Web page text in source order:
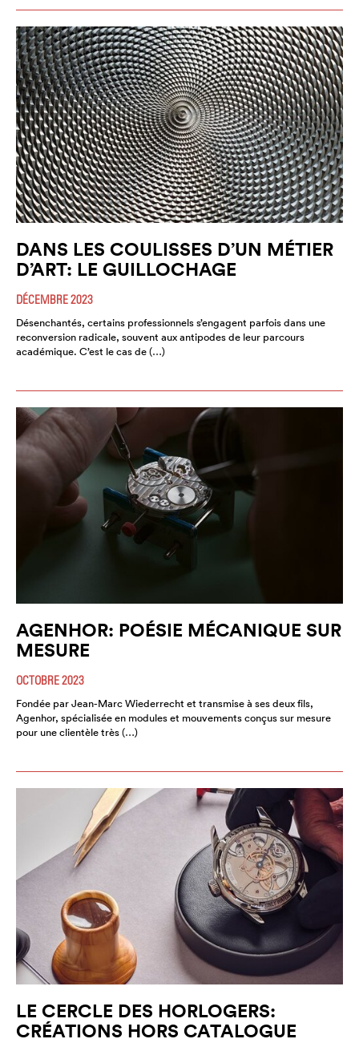
DANS LES COULISSES D’UN MÉTIER
D’ART: LE GUILLOCHAGE
DÉCEMBRE 2023
Désenchantés, certains professionnels s’engagent parfois dans une
reconversion radicale, souvent aux antipodes de leur parcours
académique. C’est le cas de (…)
AGENHOR: POÉSIE MÉCANIQUE SUR
MESURE
OCTOBRE 2023
Fondée par Jean-Marc Wiederrecht et transmise à ses deux fils,
Agenhor, spécialisée en modules et mouvements conçus sur mesure
pour une clientèle très (…)
LE CERCLE DES HORLOGERS:
CRÉATIONS HORS CATALOGUE